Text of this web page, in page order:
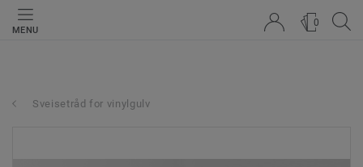
MENU
0
Sveisetråd for vinylgulv